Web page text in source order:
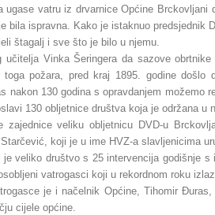
ugase vatru iz drvarnice Općine
bila ispravna. Kako je istaknuo predsjednik
štagalj i sve što je bilo u njemu.
učitelja Vinka Šeringera da sazove
toga požara, pred kraj 1895. godine
nakon 130 godina s opravdanjem možemo
130 obljetnice društva koja je održana u
zajednice veliku obljetnicu DVD-u
koji je u ime HVZ-a slavljenicima
veliko društvo s 25 intervencija godišnje
vatrogasci koji u rekordnom roku
je i načelnik Općine, Tihomir
cijele općine.